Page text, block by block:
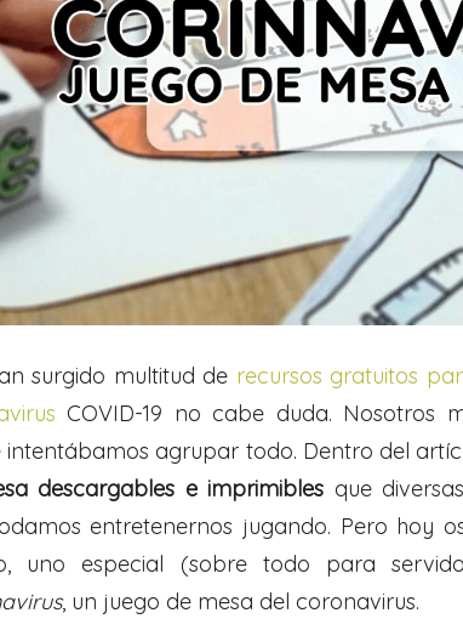
surgido multitud de recursos gratuitos
COVID-19 no cabe duda. Nosotros
intentábamos agrupar todo. Dentro del
descargables e imprimibles que
entretenernos jugando. Pero hoy
uno especial (sobre todo para
, un juego de mesa del coronavirus.